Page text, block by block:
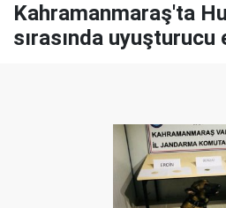
Kahramanmaraş'ta
sırasında